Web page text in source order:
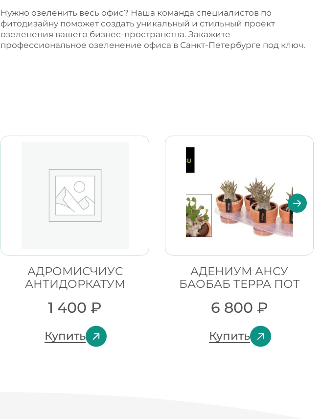
Нужно озеленить весь офис? Наша команда специалистов по
фитодизайну поможет создать уникальный и стильный проект
озеленения вашего бизнес-пространства. Закажите
профессиональное озеленение офиса в Санкт-Петербурге под ключ.
АДРОМИСЧИУС
АНТИДОРКАТУМ
1 400 ₽
Купить
АДЕНИУМ АНСУ
БАОБАБ ТЕРРА ПОТ
6 800 ₽
Купить